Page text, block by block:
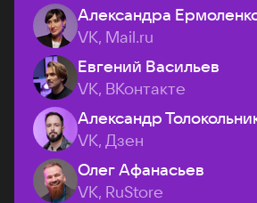
Александра
VK, Mail.ru
Евгений Васильев
VK, ВКонтакте
Александр
VK, Дзен
Олег Афанасьев
VK, RuStore